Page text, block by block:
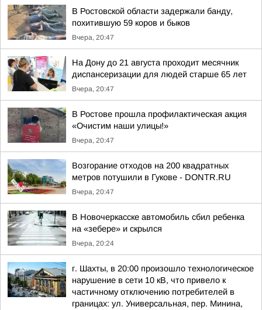
В Ростовской области задержали банду,
похитившую 59 коров и быков
Вчера, 20:47
На Дону до 21 августа проходит месячник
диспансеризации для людей старше 65 лет
Вчера, 20:47
В Ростове прошла профилактическая акция
«Очистим наши улицы!»
Вчера, 20:47
Возгорание отходов на 200 квадратных
метров потушили в Гукове - DONTR.RU
Вчера, 20:47
В Новочеркасске автомобиль сбил ребенка
на «зебере» и скрылся
Вчера, 20:24
г. Шахты, в 20:00 произошло технологическое
нарушение в сети 10 кВ, что привело к
частичному отключению потребителей в
границах: ул. Универсальная, пер. Минина,